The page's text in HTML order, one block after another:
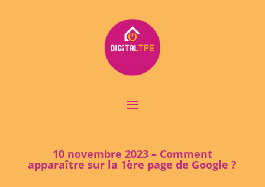
10 novembre 2023 – Comment
apparaître sur la 1ère page de Google ?